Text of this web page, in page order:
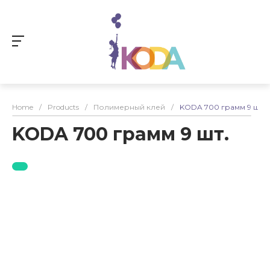
Home / Products / Полимерный клей / KODA 700 грамм 9 шт.
KODA 700 грамм 9 шт.